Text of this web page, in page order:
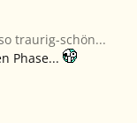
traurig-schön...
Phase...